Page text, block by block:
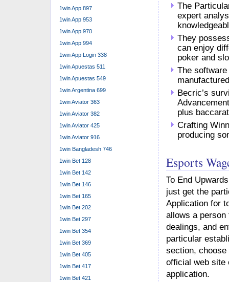
The
expert
They
can enjoy
poker and
The
Becric’s
plus
Crafting
producing
Esports
To End
just get the
Application for
allows a
dealings, and
particular
section, choose
official web site
application.
1win App 897
1win App 953
1win App 970
1win App 994
1win App Login 338
1win Apuestas 511
1win Apuestas 549
1win Argentina 699
1win Aviator 363
1win Aviator 382
1win Aviator 425
1win Aviator 916
1win Bangladesh 746
1win Bet 128
1win Bet 142
1win Bet 146
1win Bet 165
1win Bet 202
1win Bet 297
1win Bet 354
1win Bet 369
1win Bet 405
1win Bet 417
1win Bet 421